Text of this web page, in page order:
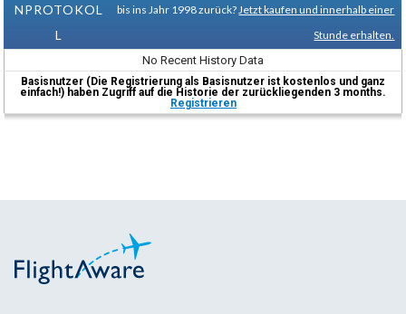
NPROTOKOL
L
bis ins Jahr 1998 zurück? Jetzt kaufen und innerhalb einer
Stunde erhalten.
No Recent History Data
Basisnutzer (Die Registrierung als Basisnutzer ist kostenlos und ganz
einfach!) haben Zugriff auf die Historie der zurückliegenden 3 months.
Registrieren